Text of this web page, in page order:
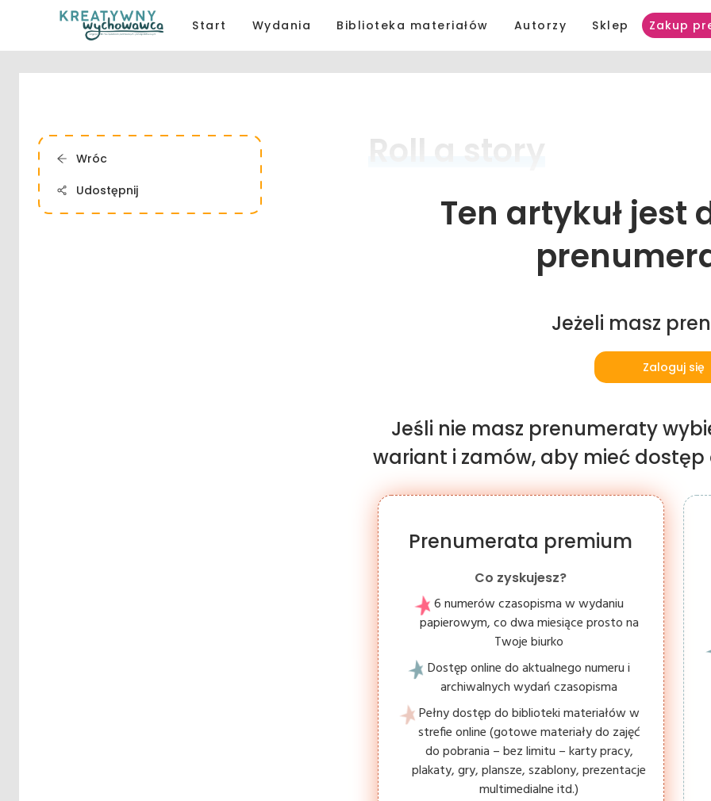
Start Wydania Biblioteka materiałów Autorzy Sklep Zakup
Wróc
Udostępnij
Roll
story
Ten artykuł jest
Jeżeli masz
Zaloguj się
Jeśli nie masz prenumeraty
wariant i zamów, aby mieć dostęp
Prenumerata premium
Co zyskujesz?
6 numerów czasopisma w wydaniu
papierowym, co dwa miesiące prosto na
Twoje biurko
Dostęp online do aktualnego numeru i
archiwalnych wydań czasopisma
Pełny dostęp do biblioteki materiałów w
strefie online (gotowe materiały do zajęć
do pobrania – bez limitu – karty pracy,
plakaty, gry, plansze, szablony, prezentacje
multimedialne itd.)